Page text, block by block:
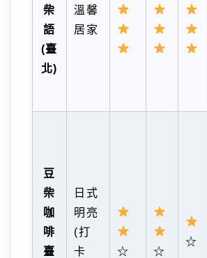
柴
語
(臺
北)
溫馨
居家
豆
柴
咖
啡
臺
日式
明亮
(打
卡
☆ ☆
☆